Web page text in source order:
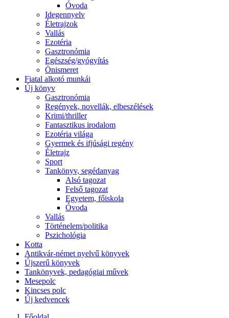
Óvoda
Idegennyelv
Életrajzok
Vallás
Ezotéria
Gasztronómia
Egészség/gyógyítás
Önismeret
Fiatal alkotó munkái
Új könyv
Gasztronómia
Regények, novellák, elbeszélések
Krimi/thriller
Fantasztikus irodalom
Ezotéria világa
Gyermek és ifjúsági regény
Életrajz
Sport
Tankönyv, segédanyag
Alsó tagozat
Felső tagozat
Egyetem, főiskola
Óvoda
Vallás
Történelem/politika
Pszichológia
Kotta
Antikvár-német nyelvű könyvek
Újszerű könyvek
Tankönyvek, pedagógiai művek
Mesepolc
Kincses polc
Új kedvencek